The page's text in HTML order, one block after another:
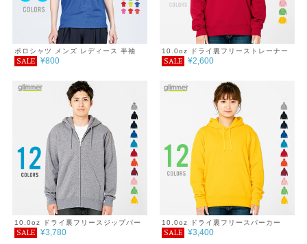
ポロシャツ メンズ レディース 半袖
4.4オンス ドライポロシャツ
SALE ¥800
10.0oz ドライ裏フリーストレーナー
4L～5L
SALE ¥2,600
10.0oz ドライ裏フリースジップパー
カー 4L～5L
SALE ¥3,780
10.0oz ドライ裏フリースパーカー
4L～5L
SALE ¥3,400